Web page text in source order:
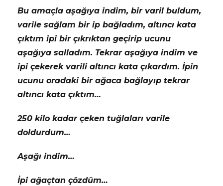
Bu amaçla aşağıya indim, bir varil buldum,
varile sağlam bir ip bağladım, altıncı kata
çıktım ipi bir çıkrıktan geçirip ucunu
aşağıya salladım. Tekrar aşağıya indim ve
ipi çekerek varili altıncı kata çıkardım. İpin
ucunu oradaki bir ağaca bağlayıp tekrar
altıncı kata çıktım…
250 kilo kadar çeken tuğlaları varile
doldurdum…
Aşağı indim…
İpi ağaçtan çözdüm…